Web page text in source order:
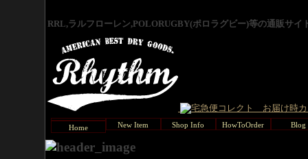
RRL,ラルフローレン,POLORUGBY(ポロラグビー)等の通販サ
Home New Item Shop Info HowToOrder Blog